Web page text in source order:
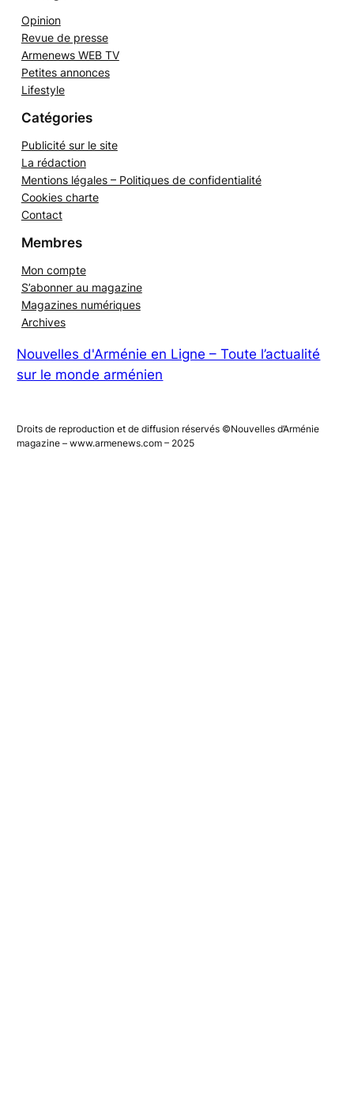
Opinion
Revue de presse
Armenews WEB TV
Petites annonces
Publicité sur le site
La rédaction
Mentions légales – Politiques de confidentialité
Cookies charte
Mon compte
S’abonner au magazine
Magazines numériques
Nouvelles d'Arménie en Ligne – Toute l’actualité
Droits de reproduction et de diffusion réservés ©Nouvelles d’Arménie